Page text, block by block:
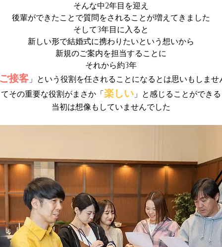
そんな中2年目を迎え
後輩ができたことで質問をされることが増えてきました
そして3年目に入ると
新しい形で結婚式に携わりたいという想いから
新規のご案内を担当することに
それから約3年
接客」という役割を任されることになるとは思いもしませ
その重要な役割がまさか「楽しい」と感じることができ
当初は想像もしていませんでした